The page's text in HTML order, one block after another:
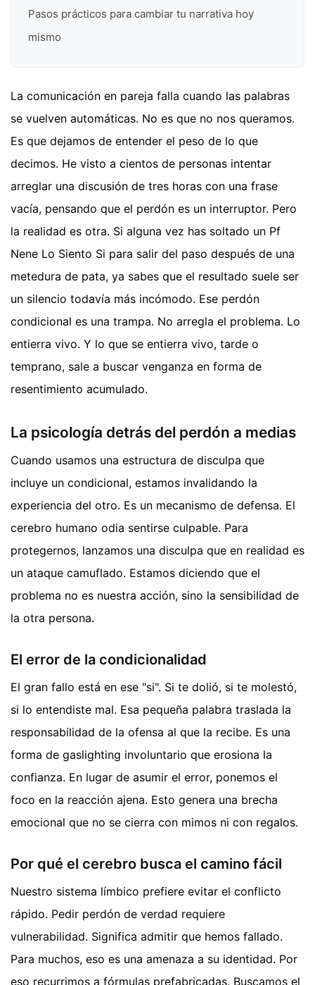
Pasos prácticos para cambiar tu narrativa hoy
mismo
La comunicación en pareja falla cuando las palabras
se vuelven automáticas. No es que no nos queramos.
Es que dejamos de entender el peso de lo que
decimos. He visto a cientos de personas intentar
arreglar una discusión de tres horas con una frase
vacía, pensando que el perdón es un interruptor. Pero
la realidad es otra. Si alguna vez has soltado un Pf
Nene Lo Siento Si para salir del paso después de una
metedura de pata, ya sabes que el resultado suele ser
un silencio todavía más incómodo. Ese perdón
condicional es una trampa. No arregla el problema. Lo
entierra vivo. Y lo que se entierra vivo, tarde o
temprano, sale a buscar venganza en forma de
resentimiento acumulado.
La psicología detrás del perdón a medias
Cuando usamos una estructura de disculpa que
incluye un condicional, estamos invalidando la
experiencia del otro. Es un mecanismo de defensa. El
cerebro humano odia sentirse culpable. Para
protegernos, lanzamos una disculpa que en realidad es
un ataque camuflado. Estamos diciendo que el
problema no es nuestra acción, sino la sensibilidad de
la otra persona.
El error de la condicionalidad
El gran fallo está en ese "si". Si te dolió, si te molestó,
si lo entendiste mal. Esa pequeña palabra traslada la
responsabilidad de la ofensa al que la recibe. Es una
forma de gaslighting involuntario que erosiona la
confianza. En lugar de asumir el error, ponemos el
foco en la reacción ajena. Esto genera una brecha
emocional que no se cierra con mimos ni con regalos.
Por qué el cerebro busca el camino fácil
Nuestro sistema límbico prefiere evitar el conflicto
rápido. Pedir perdón de verdad requiere
vulnerabilidad. Significa admitir que hemos fallado.
Para muchos, eso es una amenaza a su identidad. Por
eso recurrimos a fórmulas prefabricadas. Buscamos el